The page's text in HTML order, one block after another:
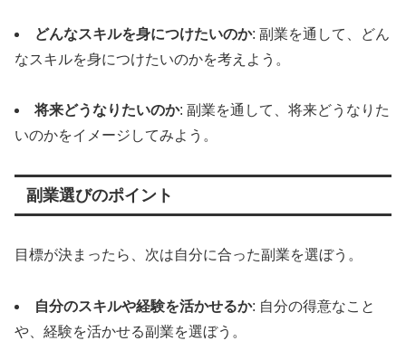
どんなスキルを身につけたいのか: 副業を通して、どん
なスキルを身につけたいのかを考えよう。
将来どうなりたいのか: 副業を通して、将来どうなりた
いのかをイメージしてみよう。
副業選びのポイント
目標が決まったら、次は自分に合った副業を選ぼう。
自分のスキルや経験を活かせるか: 自分の得意なこと
や、経験を活かせる副業を選ぼう。